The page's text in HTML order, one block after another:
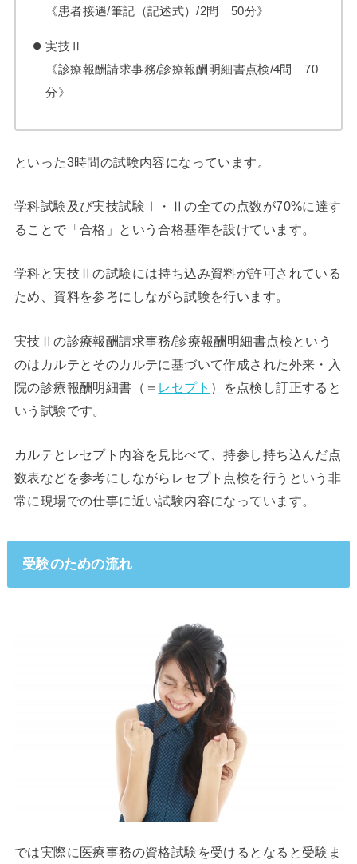
《患者接遇/筆記（記述式）/2問 50分》
実技Ⅱ
《診療報酬請求事務/診療報酬明細書点検/4問 70
分》
といった3時間の試験内容になっています。
学科試験及び実技試験Ⅰ・Ⅱの全ての点数が70%に達す
ることで「合格」という合格基準を設けています。
学科と実技Ⅱの試験には持ち込み資料が許可されている
ため、資料を参考にしながら試験を行います。
実技Ⅱの診療報酬請求事務/診療報酬明細書点検という
のはカルテとそのカルテに基づいて作成された外来・入
院の診療報酬明細書（＝ レセプト ）を点検し訂正すると
いう試験です。
カルテとレセプト内容を見比べて、持参し持ち込んだ点
数表などを参考にしながらレセプト点検を行うという非
常に現場での仕事に近い試験内容になっています。
受験のための流れ
では実際に医療事務の資格試験を受けるとなると受験ま